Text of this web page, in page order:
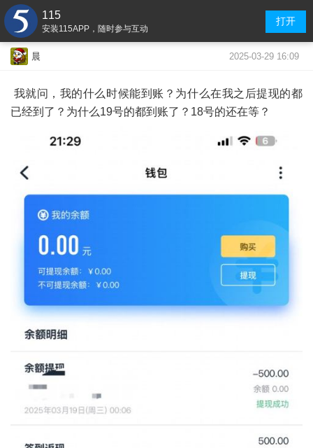
115
安装115APP，随时参与互动
打开
晨 2025-03-29 16:09
我就问，我的什么时候能到账？为什么在我之后提现的都
已经到了？为什么19号的都到账了？18号的还在等？